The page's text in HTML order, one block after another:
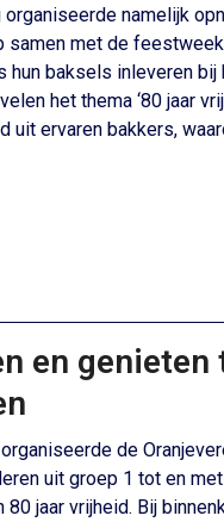
namelijk
samen met de
hun baksels inleveren bij
het thema ‘80 jaar
uit ervaren bakkers,
en
de
uit groep 1 tot en
jaar vrijheid. Bij